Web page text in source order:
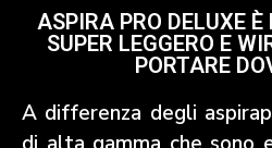
ASPIRA PRO DELUXE È
SUPER LEGGERO E
PORTARE
A differenza degli